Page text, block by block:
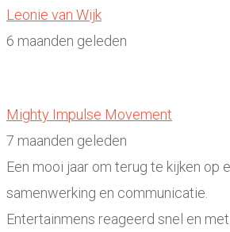
Leonie van Wijk
6 maanden geleden
Mighty Impulse Movement
7 maanden geleden
Een mooi jaar om terug te kijken op
samenwerking en communicatie.
Entertainmens reageerd snel en